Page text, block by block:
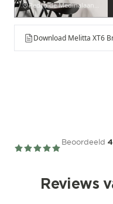
Pedro de Medinalaan 53
Download Melitta XT6
Beoordeeld
Reviews